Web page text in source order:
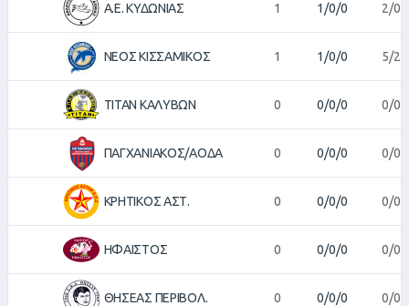
Α.Ε. ΚΥΔΩΝΙΑΣ 1 1/0/0 2/0
ΝΕΟΣ ΚΙΣΣΑΜΙΚΟΣ 1 1/0/0 5/2
ΤΙΤΑΝ ΚΑΛΥΒΩΝ 0 0/0/0 0/0
ΠΑΓΧΑΝΙΑΚΟΣ/ΑΟΔΑ 0 0/0/0 0/0
ΚΡΗΤΙΚΟΣ ΑΣΤ. 0 0/0/0 0/0
ΗΦΑΙΣΤΟΣ 0 0/0/0 0/0
ΘΗΣΕΑΣ ΠΕΡΙΒΟΛ. 0 0/0/0 0/0